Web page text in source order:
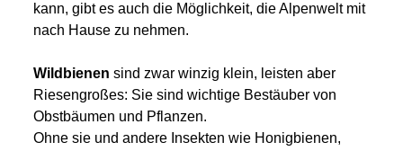
kann, gibt es auch die Möglichkeit, die Alpenwelt mit
nach Hause zu nehmen.
Wildbienensind zwar winzig klein, leisten aber
Riesengroßes: Sie sind wichtige Bestäuber von
Obstbäumen und Pflanzen.
Ohne sie und andere Insekten wie Honigbienen,